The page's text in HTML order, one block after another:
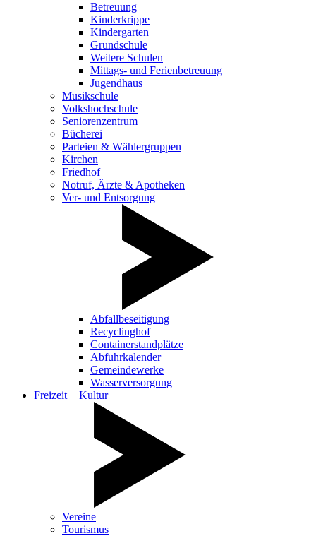
Betreuung
Kinderkrippe
Kindergarten
Grundschule
Weitere Schulen
Mittags- und Ferienbetreuung
Jugendhaus
Musikschule
Volkshochschule
Seniorenzentrum
Bücherei
Parteien & Wählergruppen
Kirchen
Friedhof
Notruf, Ärzte & Apotheken
Ver- und Entsorgung
Abfallbeseitigung
Recyclinghof
Containerstandplätze
Abfuhrkalender
Gemeindewerke
Wasserversorgung
Freizeit + Kultur
Vereine
Tourismus